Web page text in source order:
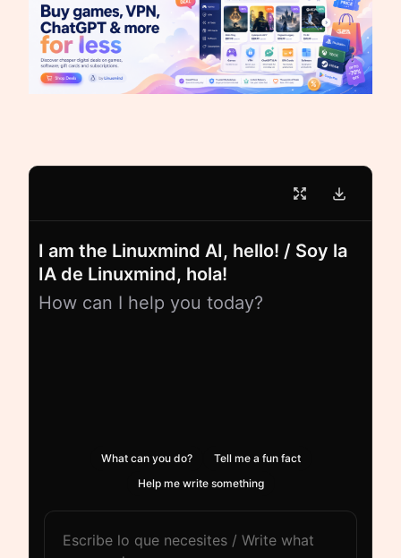
I am the Linuxmind AI, hello! / Soy la
IA de Linuxmind, hola!
How can I help you today?
What can you do?
Tell me a fun fact
Help me write something